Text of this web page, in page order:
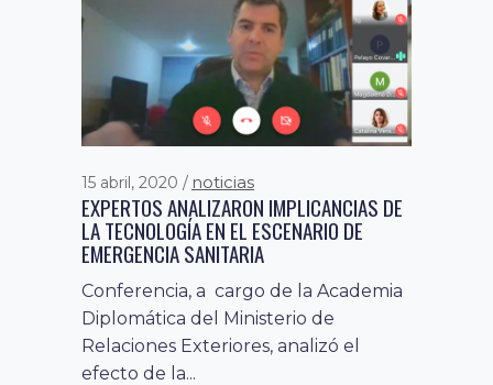
15 abril, 2020 noticias
EXPERTOS ANALIZARON IMPLICANCIAS DE
LA TECNOLOGÍA EN EL ESCENARIO DE
EMERGENCIA SANITARIA
Conferencia, a cargo de la Academia
Diplomática del Ministerio de
Relaciones Exteriores, analizó el
efecto de la...